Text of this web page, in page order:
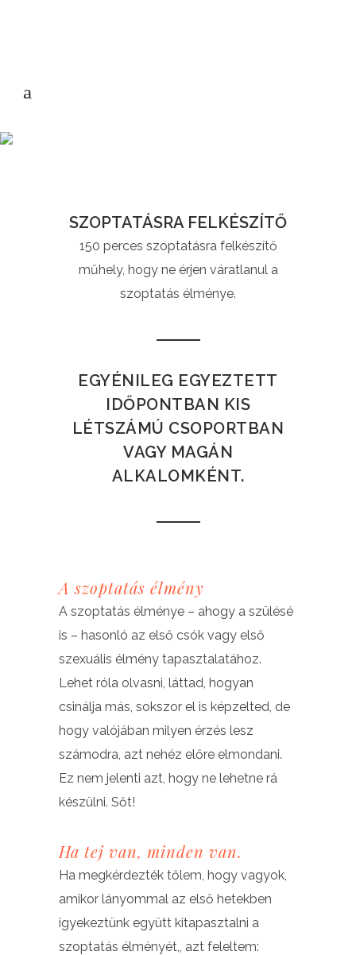
SZOPTATÁSRA FELKÉSZÍTŐ
150 perces szoptatásra felkészítő
műhely, hogy ne érjen váratlanul a
szoptatás élménye.
EGYÉNILEG EGYEZTETT
IDŐPONTBAN KIS
LÉTSZÁMÚ CSOPORTBAN
VAGY MAGÁN
ALKALOMKÉNT.
A szoptatás élmény
A szoptatás élménye – ahogy a szülésé
is – hasonló az első csók vagy első
szexuális élmény tapasztalatához.
Lehet róla olvasni, láttad, hogyan
csinálja más, sokszor el is képzelted, de
hogy valójában milyen érzés lesz
számodra, azt nehéz előre elmondani.
Ez nem jelenti azt, hogy ne lehetne rá
készülni. Sőt!
Ha tej van, minden van.
Ha megkérdezték tőlem, hogy vagyok,
amikor lányommal az első hetekben
igyekeztünk együtt kitapasztalni a
szoptatás élményét,, azt feleltem: